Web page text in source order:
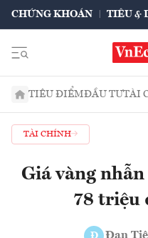
CHỨNG KHOÁN TIÊU &
TIÊU ĐIỂMĐẦU TƯTÀI
TÀI CHÍNH
Giá vàng
78 triệu
Đ